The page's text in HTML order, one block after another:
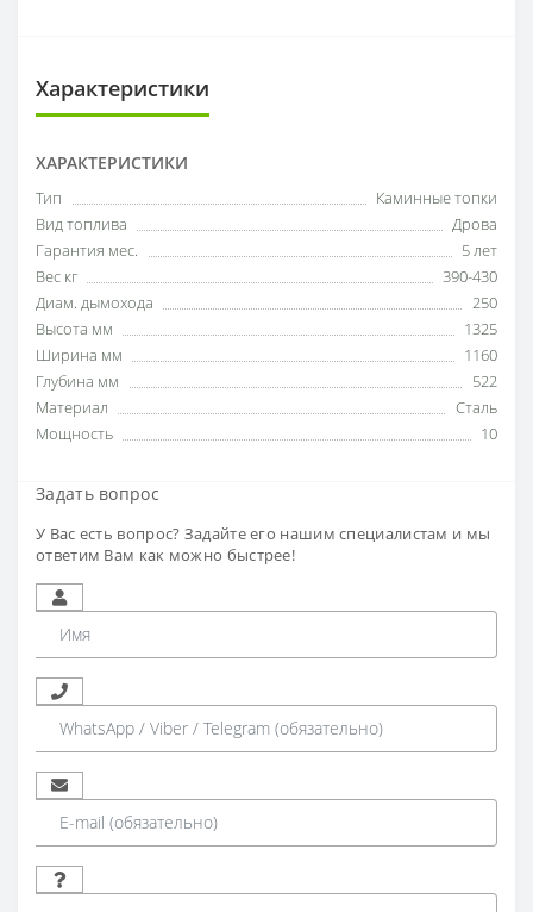
Характеристики
ХАРАКТЕРИСТИКИ
Тип
Каминные топки
Вид топлива
Дрова
Гарантия мес.
5 лет
Вес кг
390-430
Диам. дымохода
250
Высота мм
1325
Ширина мм
1160
Глубина мм
522
Материал
Сталь
Мощность
10
Задать вопрос
У Вас есть вопрос? Задайте его нашим специалистам и мы
ответим Вам как можно быстрее!